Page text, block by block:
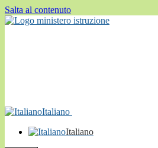
Salta al contenuto
Italiano
Italiano